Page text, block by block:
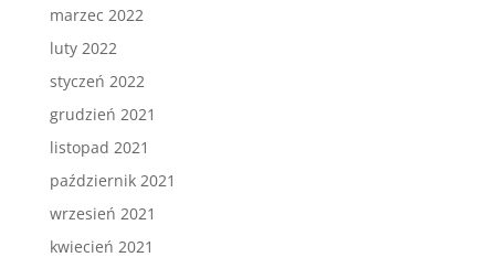
marzec 2022
luty 2022
styczeń 2022
grudzień 2021
listopad 2021
październik 2021
wrzesień 2021
kwiecień 2021